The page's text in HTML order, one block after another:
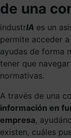
de una
industrIA es un
permite acceder
ayudas de forma
tener que
normativas.
A través de una
información en
empresa,
existen, cuáles